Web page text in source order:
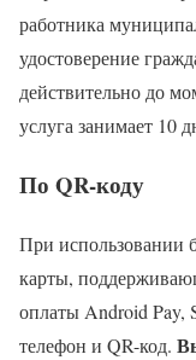
работника
удостоверение
действительно до
услуга занимает 10
По QR-коду
При использовании
карты,
оплаты Android Pay,
телефон и QR-код.